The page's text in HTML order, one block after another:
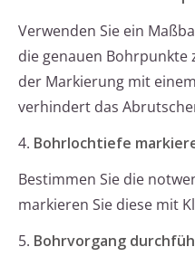
Verwenden Sie ein
die genauen Bohrpunkte
der Markierung mit
verhindert das
4. Bohrlochtiefe
Bestimmen Sie die
markieren Sie diese mit
5. Bohrvorgang